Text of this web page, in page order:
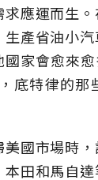
應運而生
產省油小
國家會愈來
底特律的那
國市場時
田和馬自